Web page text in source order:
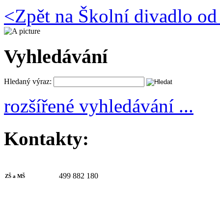
<Zpět na Školní divadlo
Vyhledávání
Hledaný výraz:
rozšířené vyhledávání ...
Kontakty:
ZŠ a MŠ 499 882 180